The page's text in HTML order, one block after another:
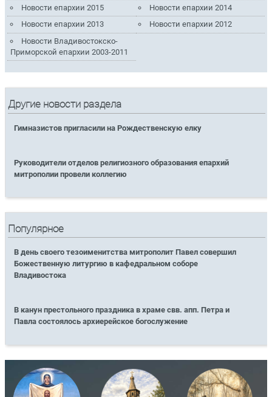
Новости епархии 2015
Новости епархии 2014
Новости епархии 2013
Новости епархии 2012
Новости Владивостокско-
Приморской епархии 2003-2011
Другие новости раздела
Гимназистов пригласили на Рождественскую елку
Руководители отделов религиозного образования епархий
митрополии провели коллегию
Популярное
В день своего тезоименитства митрополит Павел совершил
Божественную литургию в кафедральном соборе
Владивостока
В канун престольного праздника в храме свв. апп. Петра и
Павла состоялось архиерейское богослужение